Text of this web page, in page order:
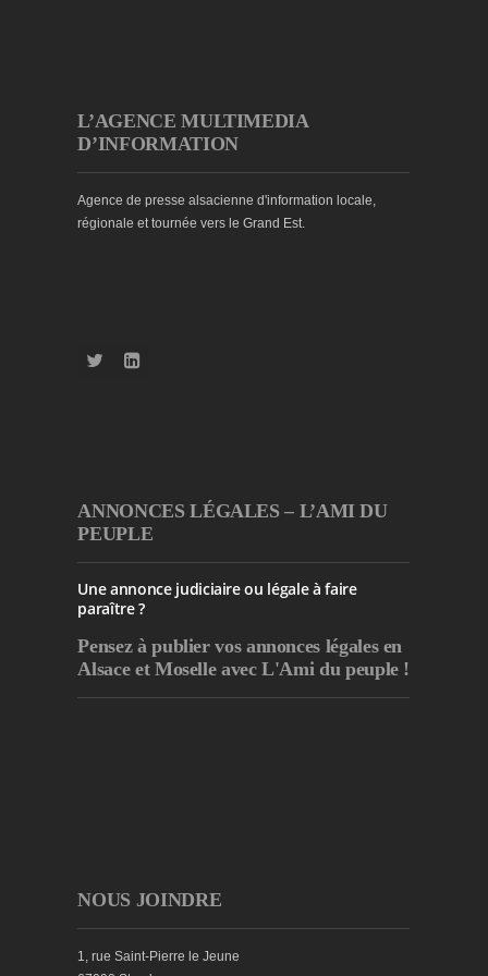
L’AGENCE MULTIMEDIA
D’INFORMATION
Agence de presse alsacienne d'information locale,
régionale et tournée vers le Grand Est.
ANNONCES LÉGALES – L’AMI DU
PEUPLE
Une annonce judiciaire ou légale à faire
paraître ?
Pensez à publiervos annonces légales en
Alsace et Moselle avec L'Ami du peuple !
NOUS JOINDRE
1, rue Saint-Pierre le Jeune